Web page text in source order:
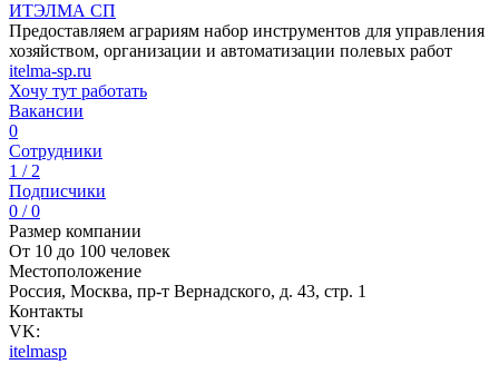
ИТЭЛМА СП
Предоставляем аграриям набор инструментов для управления
хозяйством, организации и автоматизации полевых работ
itelma-sp.ru
Хочу тут работать
Вакансии
0
Сотрудники
1 / 2
Подписчики
0 / 0
Размер компании
От 10 до 100 человек
Местоположение
Россия, Москва, пр-т Вернадского, д. 43, стр. 1
Контакты
VK:
itelmasp